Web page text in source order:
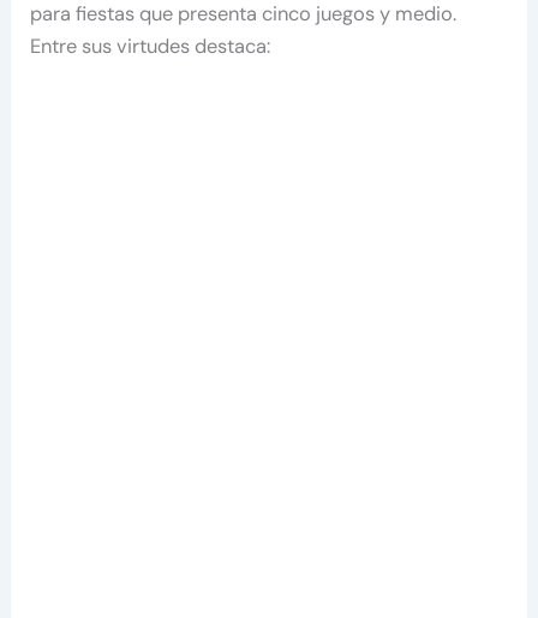
para fiestas que presenta cinco juegos y medio.
Entre sus virtudes destaca: